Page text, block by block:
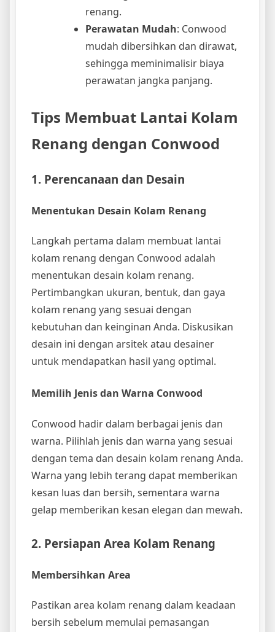
renang.
Perawatan Mudah: Conwood
mudah dibersihkan dan dirawat,
sehingga meminimalisir biaya
perawatan jangka panjang.
Tips Membuat Lantai Kolam
Renang dengan Conwood
1. Perencanaan dan Desain
Menentukan Desain Kolam Renang
Langkah pertama dalam membuat lantai
kolam renang dengan Conwood adalah
menentukan desain kolam renang.
Pertimbangkan ukuran, bentuk, dan gaya
kolam renang yang sesuai dengan
kebutuhan dan keinginan Anda. Diskusikan
desain ini dengan arsitek atau desainer
untuk mendapatkan hasil yang optimal.
Memilih Jenis dan Warna Conwood
Conwood hadir dalam berbagai jenis dan
warna. Pilihlah jenis dan warna yang sesuai
dengan tema dan desain kolam renang Anda.
Warna yang lebih terang dapat memberikan
kesan luas dan bersih, sementara warna
gelap memberikan kesan elegan dan mewah.
2. Persiapan Area Kolam Renang
Membersihkan Area
Pastikan area kolam renang dalam keadaan
bersih sebelum memulai pemasangan